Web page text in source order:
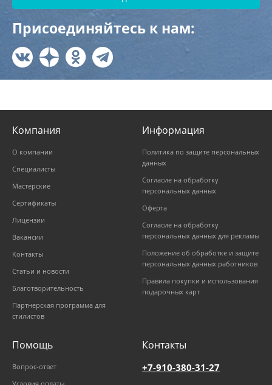
Присоединяйтесь к нам:
Компания
О компании
Специалисты
Мастерские
Сертификаты
Лицензии
Вакансии
Контакты
Статьи и новости
Благотворительность
Партнерская программа для
стилистов
Информация
Политика по защите персональных
данных
Согласие на обработку
персональных данных
Оферта
Согласие на обработку
персональных данных для рекламы
Положение об обработке и защите
персональных данных работников
Правила покупки и использования
подарочных карт
Помощь
Вопрос-ответ
Контакты
+7-910-380-31-27